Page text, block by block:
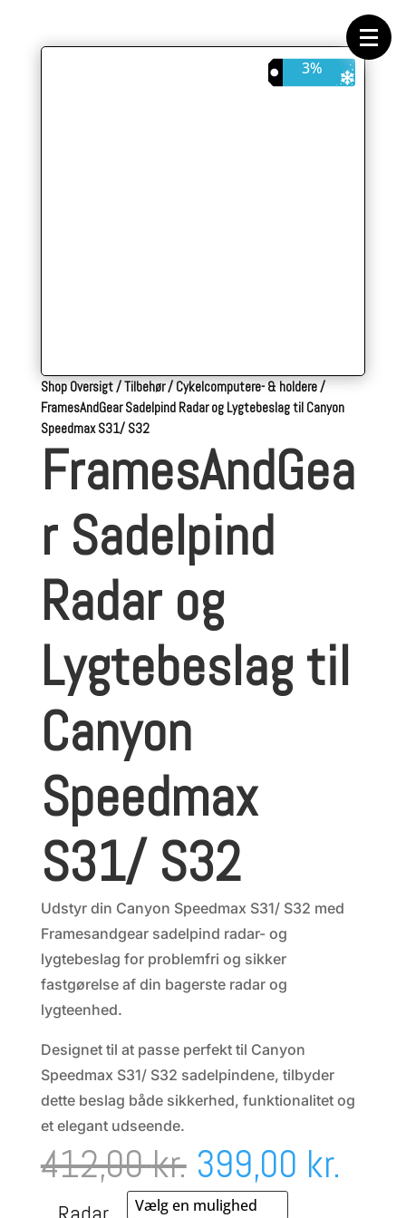
3%
Shop Oversigt/Tilbehør/Cykelcomputere- & holdere/
FramesAndGear Sadelpind Radar og Lygtebeslag til Canyon
Speedmax S31/ S32
FramesAndGea
r Sadelpind
Radar og
Lygtebeslag til
Canyon
Speedmax
S31/ S32
Udstyr din Canyon Speedmax S31/ S32 med
Framesandgear sadelpind radar- og
lygtebeslag for problemfri og sikker
fastgørelse af din bagerste radar og
lygteenhed.
Designet til at passe perfekt til Canyon
Speedmax S31/ S32 sadelpindene, tilbyder
dette beslag både sikkerhed, funktionalitet og
et elegant udseende.
412,00kr. Den
399,00 kr.